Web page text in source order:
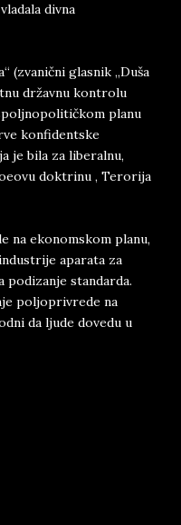
divna
(zvanični glasnik „Duša
državnu kontrolu
planu
konfidentske
je bila za liberalnu,
doktrinu , Terorija
na ekonomskom planu,
aparata za
podizanje standarda.
poljoprivrede na
da ljude dovedu u